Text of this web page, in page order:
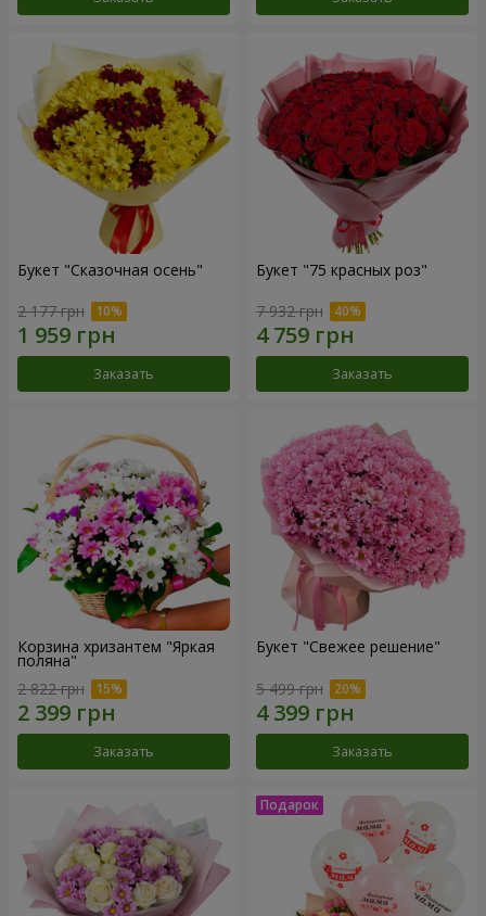
Букет "Сказочная осень"
2 177 грн
Заказать
Букет "75 красных роз"
7 932 грн
Заказать
Корзина хризантем "Яркая
поляна"
2 822 грн
Заказать
Букет "Свежее решение"
5 499 грн
Заказать